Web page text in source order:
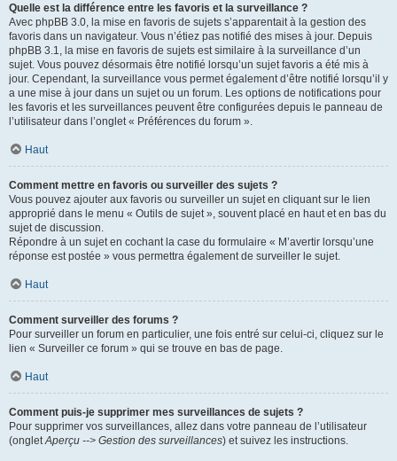
Quelle est la différence entre les favoris et la surveillance ?
Avec phpBB 3.0, la mise en favoris de sujets s’apparentait à la gestion des
favoris dans un navigateur. Vous n’étiez pas notifié des mises à jour. Depuis
phpBB 3.1, la mise en favoris de sujets est similaire à la surveillance d’un
sujet. Vous pouvez désormais être notifié lorsqu’un sujet favoris a été mis à
jour. Cependant, la surveillance vous permet également d’être notifié lorsqu’il y
a une mise à jour dans un sujet ou un forum. Les options de notifications pour
les favoris et les surveillances peuvent être configurées depuis le panneau de
l’utilisateur dans l’onglet « Préférences du forum ».
Haut
Comment mettre en favoris ou surveiller des sujets ?
Vous pouvez ajouter aux favoris ou surveiller un sujet en cliquant sur le lien
approprié dans le menu « Outils de sujet », souvent placé en haut et en bas du
sujet de discussion.
Répondre à un sujet en cochant la case du formulaire « M’avertir lorsqu’une
réponse est postée » vous permettra également de surveiller le sujet.
Haut
Comment surveiller des forums ?
Pour surveiller un forum en particulier, une fois entré sur celui-ci, cliquez sur le
lien « Surveiller ce forum » qui se trouve en bas de page.
Haut
Comment puis-je supprimer mes surveillances de sujets ?
Pour supprimer vos surveillances, allez dans votre panneau de l’utilisateur
(ongletAperçu --> Gestion des surveillances) et suivez les instructions.